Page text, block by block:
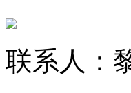
联系人：